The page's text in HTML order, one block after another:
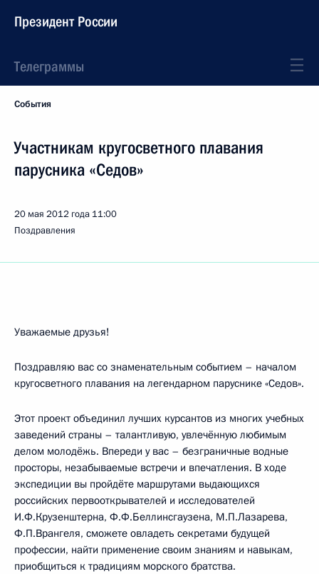
Президент России
Телеграммы
События
Участникам кругосветного плавания
парусника «Седов»
20 мая 2012 года 11:00
Поздравления
Уважаемые друзья!
Поздравляю вас со знаменательным событием – началом
кругосветного плавания на легендарном паруснике «Седов».
Этот проект объединил лучших курсантов из многих учебных
заведений страны – талантливую, увлечённую любимым
делом молодёжь. Впереди у вас – безграничные водные
просторы, незабываемые встречи и впечатления. В ходе
экспедиции вы пройдёте маршрутами выдающихся
российских первооткрывателей и исследователей
И.Ф.Крузенштерна, Ф.Ф.Беллинсгаузена, М.П.Лазарева,
Ф.П.Врангеля, сможете овладеть секретами будущей
профессии, найти применение своим знаниям и навыкам,
приобщиться к традициям морского братства.